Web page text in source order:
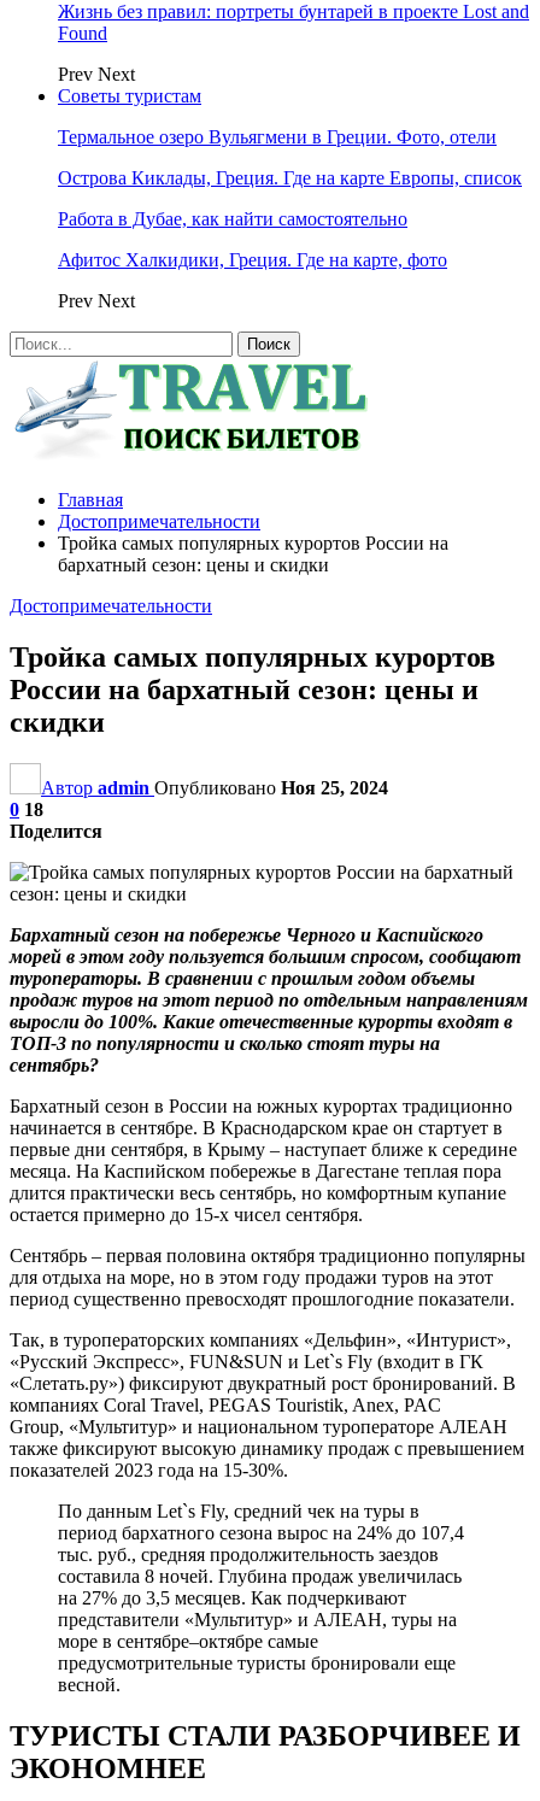
Жизнь без правил: портреты бунтарей в проекте Lost and
Found
Prev Next
Советы туристам
Термальное озеро Вульягмени в Греции. Фото, отели
Острова Киклады, Греция. Где на карте Европы, список
Работа в Дубае, как найти самостоятельно
Афитос Халкидики, Греция. Где на карте, фото
Prev Next
Главная
Достопримечательности
Тройка самых популярных курортов России на
бархатный сезон: цены и скидки
Достопримечательности
Тройка самых популярных курортов
России на бархатный сезон: цены и
скидки
Автор admin Опубликовано Ноя 25, 2024
0 18
Поделится
Бархатный сезон на побережье Черного и Каспийского
морей в этом году пользуется большим спросом, сообщают
туроператоры. В сравнении с прошлым годом объемы
продаж туров на этот период по отдельным направлениям
выросли до 100%. Какие отечественные курорты входят в
ТОП-3 по популярности и сколько стоят туры на
сентябрь?
Бархатный сезон в России на южных курортах традиционно
начинается в сентябре. В Краснодарском крае он стартует в
первые дни сентября, в Крыму – наступает ближе к середине
месяца. На Каспийском побережье в Дагестане теплая пора
длится практически весь сентябрь, но комфортным купание
остается примерно до 15-х чисел сентября.
Сентябрь – первая половина октября традиционно популярны
для отдыха на море, но в этом году продажи туров на этот
период существенно превосходят прошлогодние показатели.
Так, в туроператорских компаниях «Дельфин», «Интурист»,
«Русский Экспресс», FUN&SUN и Let`s Fly (входит в ГК
«Слетать.ру») фиксируют двукратный рост бронирований. В
компаниях Coral Travel, PEGAS Touristik, Anex, PAC
Group, «Мультитур» и национальном туроператоре АЛЕАН
также фиксируют высокую динамику продаж с превышением
показателей 2023 года на 15-30%.
По данным Let`s Fly, средний чек на туры в
период бархатного сезона вырос на 24% до 107,4
тыс. руб., средняя продолжительность заездов
составила 8 ночей. Глубина продаж увеличилась
на 27% до 3,5 месяцев. Как подчеркивают
представители «Мультитур» и АЛЕАН, туры на
море в сентябре–октябре самые
предусмотрительные туристы бронировали еще
весной.
ТУРИСТЫ СТАЛИ РАЗБОРЧИВЕЕ И
ЭКОНОМНЕЕ